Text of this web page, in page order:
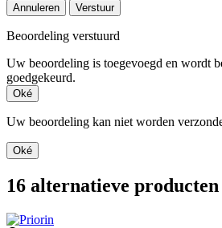
Annuleren Verstuur
Beoordeling verstuurd
Uw beoordeling is toegevoegd en wordt
goedgekeurd.
Oké
Uw beoordeling kan niet worden
Oké
16 alternatieve producten